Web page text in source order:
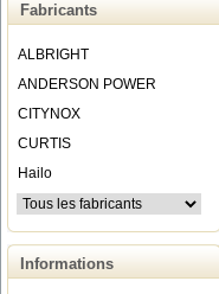
Fabricants
ALBRIGHT
ANDERSON POWER
CITYNOX
CURTIS
Hailo
Informations